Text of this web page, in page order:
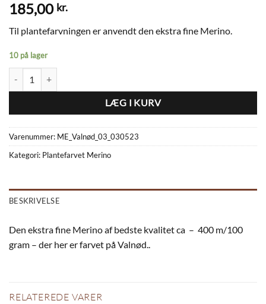
185,00 kr.
Til plantefarvningen er anvendt den ekstra fine Merino.
10 på lager
LÆG I KURV
Varenummer: ME_Valnød_03_030523
Kategori: Plantefarvet Merino
BESKRIVELSE
Den ekstra fine Merino af bedste kvalitet ca – 400 m/100
gram – der her er farvet på Valnød..
RELATEREDE VARER